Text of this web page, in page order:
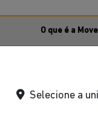
O que é a
do Brasil que
facilitadas,
Selecione a